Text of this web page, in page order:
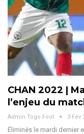
CHAN 2022 |
l’enjeu du
Admin Togo Foot 3 Fév
Éliminés le mardi dernier